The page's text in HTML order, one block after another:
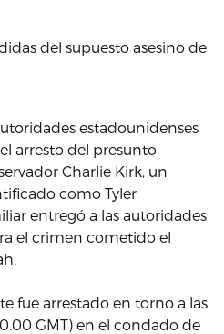
del supuesto asesino de
estadounidenses
arresto del presunto
Charlie Kirk, un
como Tyler
entregó a las autoridades
el crimen cometido el
fue arrestado en torno a las
GMT) en el condado de